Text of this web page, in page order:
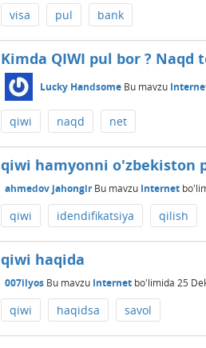
visa pul bank
Kimda QIWI pul bor ? Naqd
Lucky Handsome Bu mavzu
qiwi naqd net
qiwi hamyonni o'zbekiston
ahmedov jahongir Bu mavzu Internet
qiwi idendifikatsiya qilish
qiwi haqida
007ilyos Bu mavzu Internet bo'limida 25
qiwi haqidsa savol